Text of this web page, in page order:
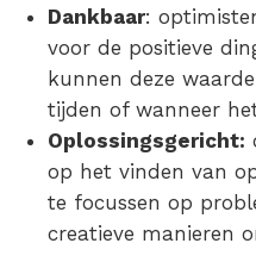
Dankbaar:
voor de positieve
kunnen deze
tijden of wanneer
Oplossingsgericht:
op het vinden van
te focussen op
creatieve manieren